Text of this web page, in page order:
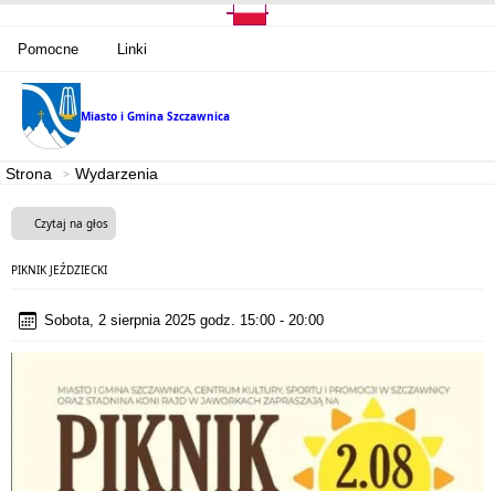
Pomocne Linki
Miasto i Gmina Szczawnica
Strona Wydarzenia
Czytaj na głos
PIKNIK JEŹDZIECKI
Sobota, 2 sierpnia 2025 godz. 15:00 - 20:00